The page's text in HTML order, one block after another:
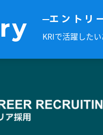
エントリ
KRIで活躍した